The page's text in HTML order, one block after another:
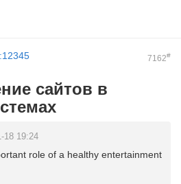
7162#
сайтов в
18 19:24
role of a healthy entertainment